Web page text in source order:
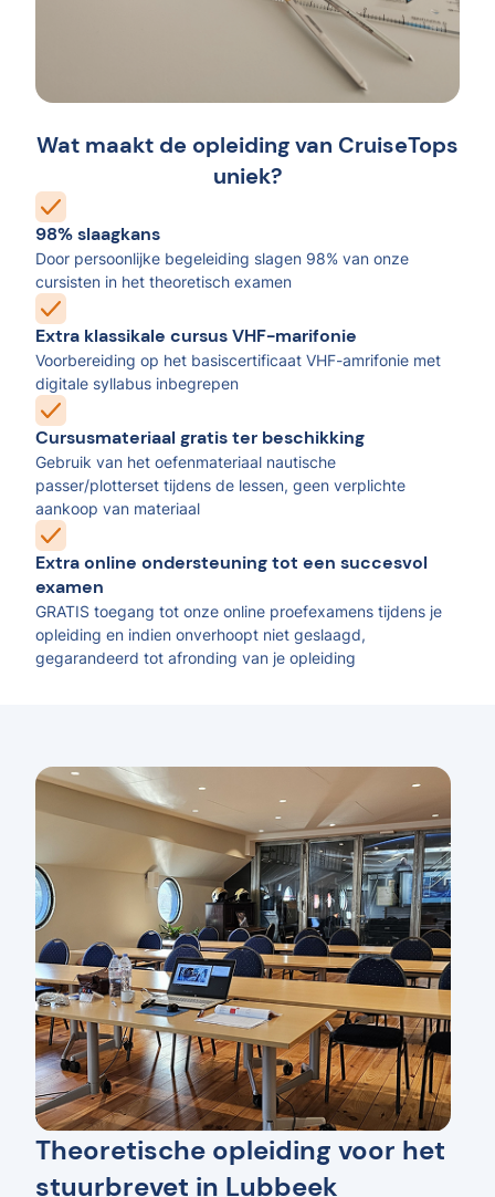
Wat maakt de opleiding van CruiseTops
uniek?
98% slaagkans
Door persoonlijke begeleiding slagen 98% van onze
cursisten in het theoretisch examen
Extra klassikale cursus VHF-marifonie
Voorbereiding op het basiscertificaat VHF-amrifonie met
digitale syllabus inbegrepen
Cursusmateriaal gratis ter beschikking
Gebruik van het oefenmateriaal nautische
passer/plotterset tijdens de lessen, geen verplichte
aankoop van materiaal
Extra online ondersteuning tot een succesvol
examen
GRATIS toegang tot onze online proefexamens tijdens je
opleiding en indien onverhoopt niet geslaagd,
gegarandeerd tot afronding van je opleiding
Theoretische opleiding voor het
stuurbrevet in Lubbeek